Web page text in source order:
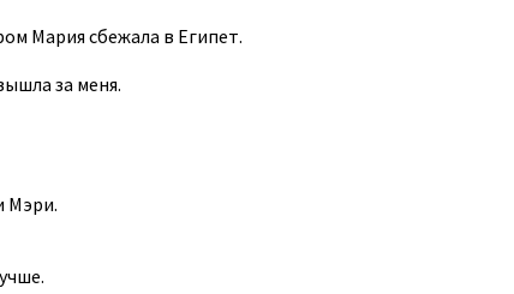
Мария сбежала в Египет.
за меня.
Мэри.